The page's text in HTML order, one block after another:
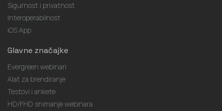
Sigurnost i privatnost
Interoperabilnost
iOS App
Glavne značajke
Evergreen webinari
Alat za brendiranje
Testovi i ankete
HD/FHD snimanje webinara